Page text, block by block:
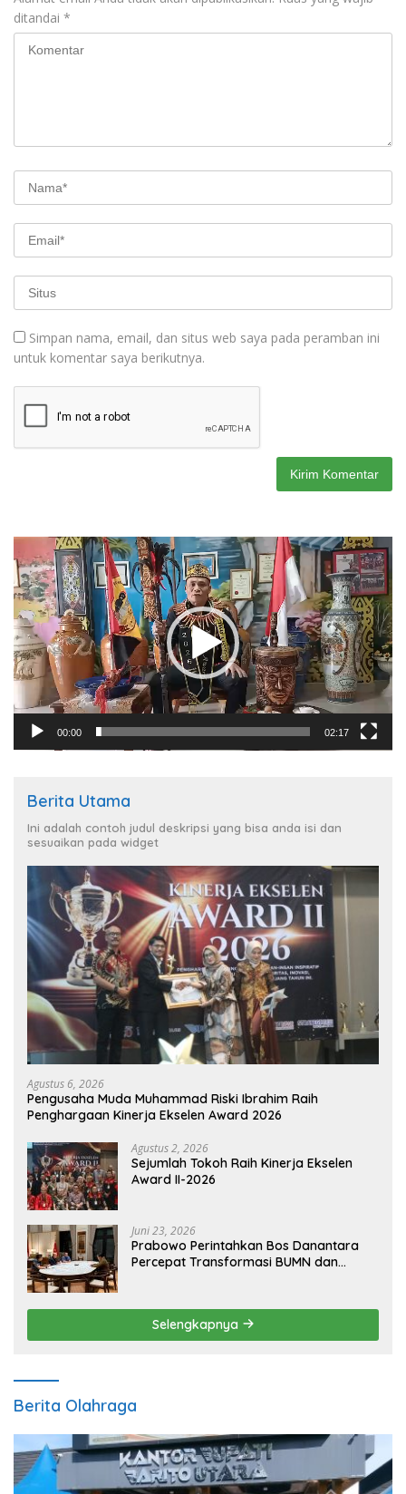
ditandai *
Simpan nama, email, dan situs web saya pada peramban ini
untuk komentar saya berikutnya.
Pemutar
Video
00:00 02:17
Berita Utama
Ini adalah contoh judul deskripsi yang bisa anda isi dan
sesuaikan pada widget
Agustus 6, 2026
Pengusaha Muda Muhammad Riski Ibrahim Raih
Penghargaan Kinerja Ekselen Award 2026
Agustus 2, 2026
Sejumlah Tokoh Raih Kinerja Ekselen
Award II-2026
Juni 23, 2026
Prabowo Perintahkan Bos Danantara
Percepat Transformasi BUMN dan
Selengkapnya
Berita Olahraga